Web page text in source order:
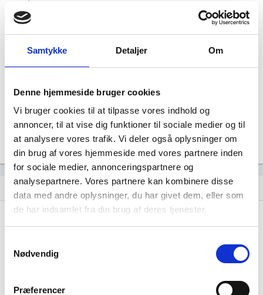
Samtykke Detaljer Om
Denne hjemmeside bruger cookies
Vi bruger cookies til at tilpasse vores indhold og
annoncer, til at vise dig funktioner til sociale medier og til
at analysere vores trafik. Vi deler også oplysninger om
din brug af vores hjemmeside med vores partnere inden
for sociale medier, annonceringspartnere og
analysepartnere. Vores partnere kan kombinere disse
data med andre oplysninger, du har givet dem, eller som
de har indsamlet fra din brug af deres tjenester.
Nødvendig
Præferencer
godsted@city.dk
Status
Aktiv
Uoplyst
Formål
Uoplyst
Tegningsregel
Uoplyst
Udvikling i antal ansatte